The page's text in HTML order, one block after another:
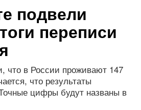
подвели
переписи
что в России проживают 147
что результаты
цифры будут названы в